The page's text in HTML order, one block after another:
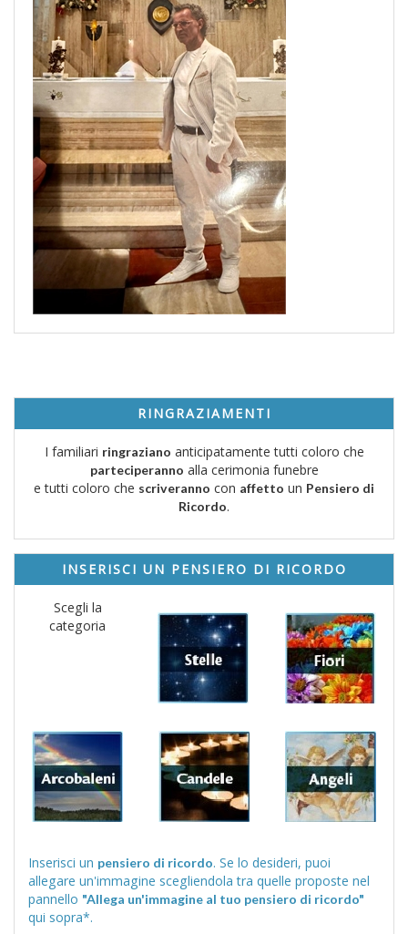
RINGRAZIAMENTI
I familiari ringraziano anticipatamente tutti coloro che
parteciperanno alla cerimonia funebre
e tutti coloro che scriveranno con affetto un Pensiero di
Ricordo.
INSERISCI UN PENSIERO DI RICORDO
Scegli la
categoria
Inserisci un pensiero di ricordo. Se lo desideri, puoi
allegare un'immagine scegliendola tra quelle proposte nel
pannello "Allega un'immagine al tuo pensiero di ricordo"
qui sopra*.